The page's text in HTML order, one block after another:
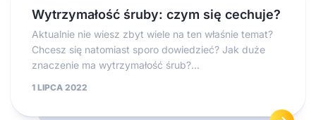
Wytrzymałość śruby: czym się cechuje?
Aktualnie nie wiesz zbyt wiele na ten właśnie temat?
Chcesz się natomiast sporo dowiedzieć? Jak duże
znaczenie ma wytrzymałość śrub?...
1 LIPCA 2022